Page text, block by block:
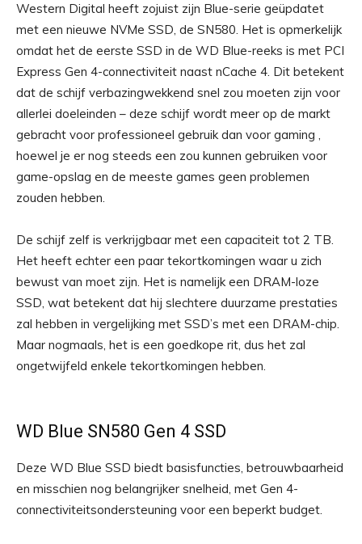
Western Digital heeft zojuist zijn Blue-serie geüpdatet
met een nieuwe NVMe SSD, de SN580. Het is opmerkelijk
omdat het de eerste SSD in de WD Blue-reeks is met PCI
Express Gen 4-connectiviteit naast nCache 4. Dit betekent
dat de schijf verbazingwekkend snel zou moeten zijn voor
allerlei doeleinden – deze schijf wordt meer op de markt
gebracht voor professioneel gebruik dan voor gaming ,
hoewel je er nog steeds een zou kunnen gebruiken voor
game-opslag en de meeste games geen problemen
zouden hebben.
De schijf zelf is verkrijgbaar met een capaciteit tot 2 TB.
Het heeft echter een paar tekortkomingen waar u zich
bewust van moet zijn. Het is namelijk een DRAM-loze
SSD, wat betekent dat hij slechtere duurzame prestaties
zal hebben in vergelijking met SSD’s met een DRAM-chip.
Maar nogmaals, het is een goedkope rit, dus het zal
ongetwijfeld enkele tekortkomingen hebben.
WD Blue SN580 Gen 4 SSD
Deze WD Blue SSD biedt basisfuncties, betrouwbaarheid
en misschien nog belangrijker snelheid, met Gen 4-
connectiviteitsondersteuning voor een beperkt budget.